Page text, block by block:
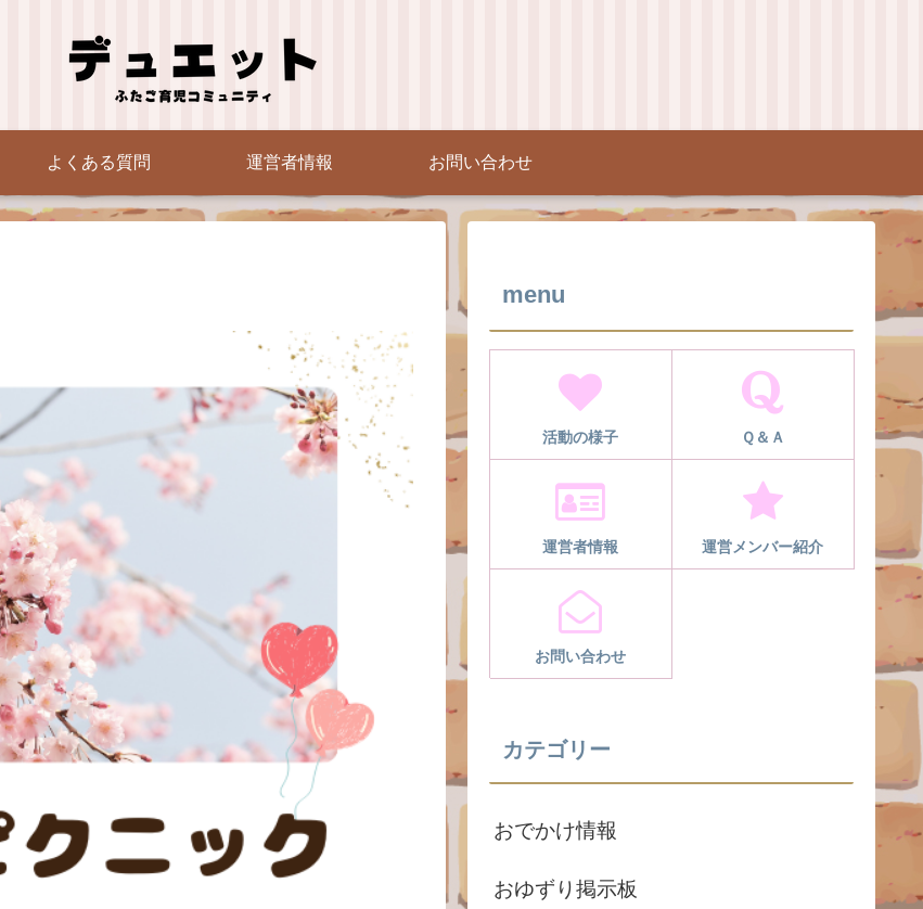
よくある質問 運営者情報 お問い合わせ
menu
活動の様子 Ｑ＆Ａ
運営者情報 運営メンバー紹介
お問い合わせ
カテゴリー
おでかけ情報
おゆずり掲示板